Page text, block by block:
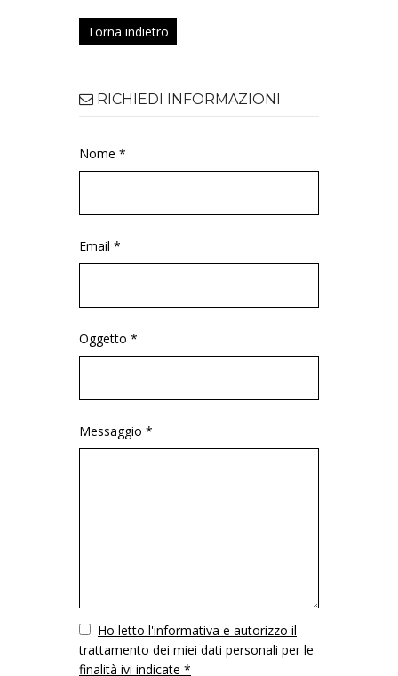
Torna indietro
RICHIEDI INFORMAZIONI
Nome *
Email *
Oggetto *
Messaggio *
VuotoHo letto l'informativa e autorizzo il
trattamento dei miei dati personali per le
finalità ivi indicate *